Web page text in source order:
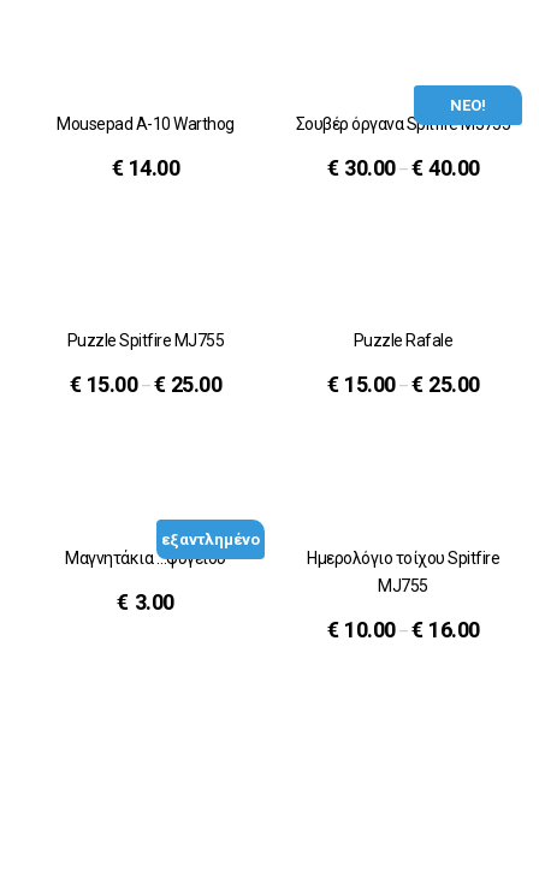
Mousepad A-10 Warthog
€ 14.00
ΝΕΟ!
Σουβέρ όργανα Spitfire MJ755
€ 30.00–€40.00
Puzzle Spitfire MJ755
€ 15.00–€ 25.00
Puzzle Rafale
€ 15.00–€ 25.00
εξαντλημένο
Μαγνητάκια …ψυγείου
€ 3.00
Ημερολόγιο τοίχου Spitfire
MJ755
€ 10.00–€ 16.00